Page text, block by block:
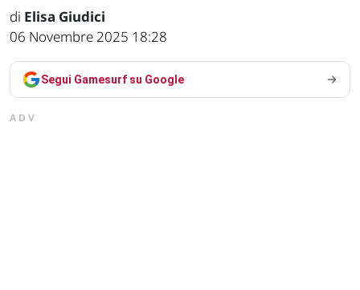
di Elisa Giudici
06 Novembre 2025 18:28
Segui Gamesurf su Google
ADV